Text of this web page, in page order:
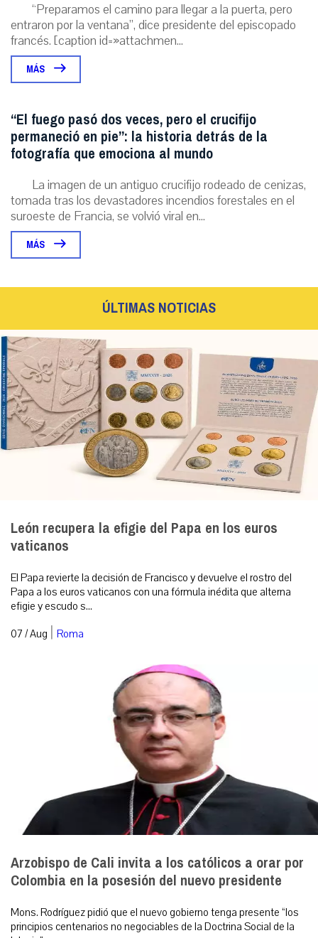
“Preparamos el camino para llegar a la puerta, pero
entraron por la ventana”, dice presidente del episcopado
francés. [caption id=»attachmen...
MÁS
“El fuego pasó dos veces, pero el crucifijo
permaneció en pie”: la historia detrás de la
fotografía que emociona al mundo
La imagen de un antiguo crucifijo rodeado de cenizas,
tomada tras los devastadores incendios forestales en el
suroeste de Francia, se volvió viral en...
MÁS
ÚLTIMAS NOTICIAS
León recupera la efigie del Papa en los euros
vaticanos
El Papa revierte la decisión de Francisco y devuelve el rostro del
Papa a los euros vaticanos con una fórmula inédita que alterna
efigie y escudo s...
07 / Aug | Roma
Arzobispo de Cali invita a los católicos a orar por
Colombia en la posesión del nuevo presidente
Mons. Rodríguez pidió que el nuevo gobierno tenga presente “los
principios centenarios no negociables de la Doctrina Social de la